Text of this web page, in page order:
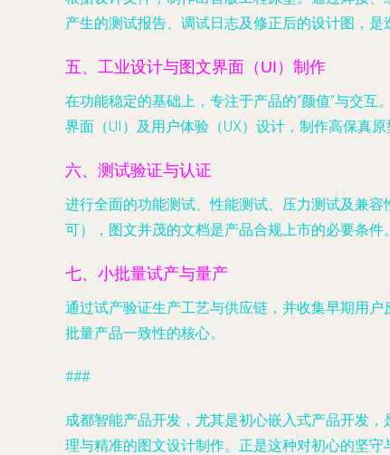
产生的测试报告、调试日志及修正后的设计图，是
五、工业设计与图文界面（UI）制作
在功能稳定的基础上，专注于产品的“颜值”与交
界面（UI）及用户体验（UX）设计，制作高保真
六、测试验证与认证
进行全面的功能测试、性能测试、压力测试及兼
可），图文并茂的文档是产品合规上市的必要条件。
七、小批量试产与量产
通过试产验证生产工艺与供应链，并收集早期用
批量产品一致性的核心。
###
成都智能产品开发，尤其是初心嵌入式产品开发
理与精准的图文设计制作。正是这种对初心的坚